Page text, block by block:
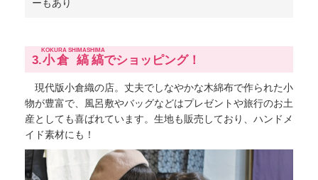
ーもあり
3.小倉 縞縞
KOKURA SHIMASHIMA
でショッピング！
現代版小倉織の店。丈夫でしなやかな木綿布で作られた小
物が豊富で、風呂敷やバッグなどはプレゼントや旅行のお土
産としても喜ばれています。生地も販売しており、ハンドメ
イド素材にも！